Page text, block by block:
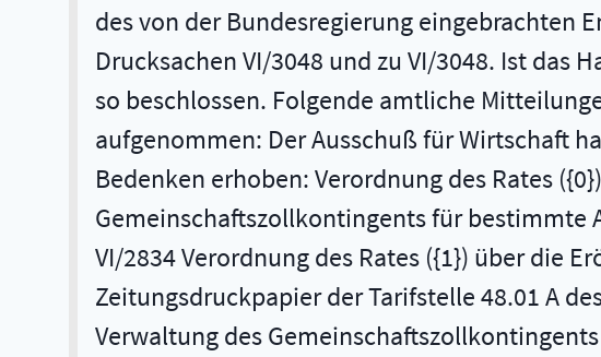
des von der Bundesregierung eingebrachten
Drucksachen VI/3048 und zu VI/3048. Ist das
so beschlossen. Folgende amtliche
aufgenommen: Der Ausschuß für Wirtschaft
Bedenken erhoben: Verordnung des Rates
Gemeinschaftszollkontingents für bestimmte
VI/2834 Verordnung des Rates ({1}) über die
Zeitungsdruckpapier der Tarifstelle 48.01 A
Verwaltung des